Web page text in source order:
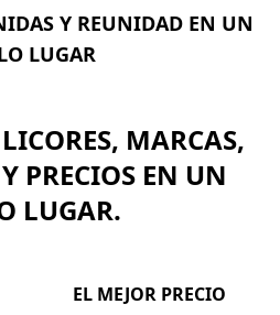
Y REUNIDAD EN UN
LUGAR
MARCAS,
PRECIOS EN UN
LUGAR.
EL MEJOR PRECIO